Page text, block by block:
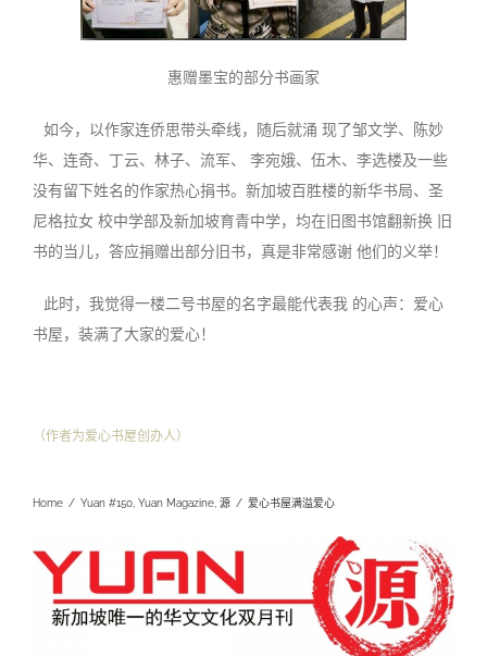
惠赠墨宝的部分书画家
如今，以作家连侨思带头牵线，随后就涌 现了邹文学、陈妙
华、连奇、丁云、林子、流军、 李宛娥、伍木、李选楼及一些
没有留下姓名的作家热心捐书。新加坡百胜楼的新华书局、圣
尼格拉女 校中学部及新加坡育青中学，均在旧图书馆翻新换 旧
书的当儿，答应捐赠出部分旧书，真是非常感谢 他们的义举！
此时，我觉得一楼二号书屋的名字最能代表我 的心声：爱心
书屋，装满了大家的爱心！
（作者为爱心书屋创办人）
Home / Yuan #150, Yuan Magazine, 源 / 爱心书屋满溢爱心